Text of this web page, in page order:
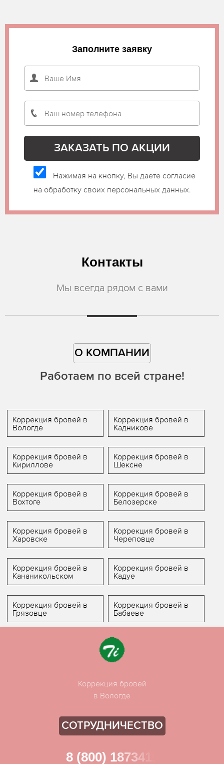
Заполните заявку
Нажимая на кнопку, Вы даете согласие
на обработку своих персональных данных.
Контакты
Мы всегда рядом с вами
О КОМПАНИИ
Работаем по всей стране!
Коррекция бровей в
Вологде
Коррекция бровей в
Кадникове
Коррекция бровей в
Кириллове
Коррекция бровей в
Шексне
Коррекция бровей в
Вохтоге
Коррекция бровей в
Белозерске
Коррекция бровей в
Харовске
Коррекция бровей в
Череповце
Коррекция бровей в
Кананикольском
Коррекция бровей в
Кадуе
Коррекция бровей в
Грязовце
Коррекция бровей в
Бабаеве
Коррекция бровей
в Вологде
СОТРУДНИЧЕСТВО
8 (800) 1873411